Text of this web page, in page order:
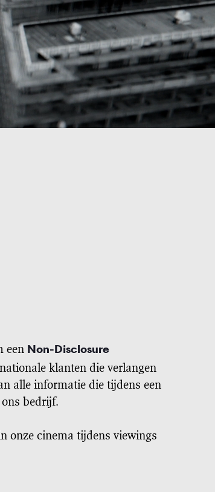
een Non-Disclosure
klanten die verlangen
alle informatie die tijdens een
bedrijf.
onze cinema tijdens viewings